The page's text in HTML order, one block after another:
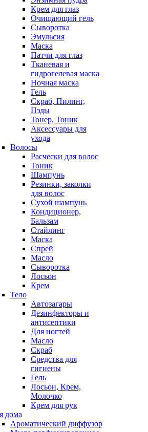
Крем для глаз
Очищающий гель
Сыворотка
Эмульсия
Маска
Патчи для глаз
Тканевая и
гидрогелевая маска
Ночная маска
Гель
Скраб, Пилинг,
Пэды
Тонер, Тоник
Аксессуары для
ухода
Волосы
Расчески для волос
Тоник
Шампунь
Резинки, заколки
для волос
Сухой шампунь
Кондиционер,
Бальзам
Стайлинг
Маска
Спрей
Масло
Сыворотка
Лосьон
Крем
Тело
Автозагары
Дезинфекторы и
антисептики
Для ногтей
Масло
Скраб
Средства для
гигиены
Гель
Лосьон, Крем,
Молочко
Крем для рук
дома
Ароматический диффузор